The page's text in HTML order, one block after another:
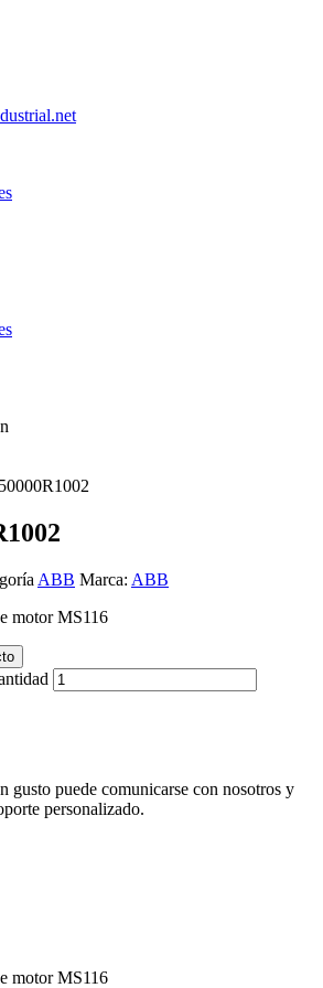
ABB Marca: ABB
motor MS116
gusto puede comunicarse con nosotros y
personalizado.
motor MS116